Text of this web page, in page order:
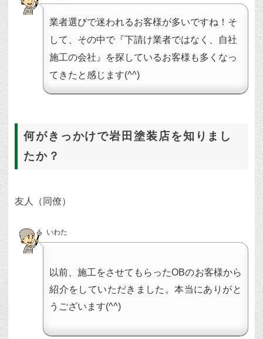
業者選びで迷われるお客様が多いですね！そ
して、その中で『下請け業者ではなく、自社
施工の会社』を探しているお客様も多くなっ
てきたと感じます(^^)
何がきっかけで岩田塗装店を知りまし
たか？
友人（同僚）
いわた
以前、施工をさせてもらったOBのお客様から
紹介をしていただきました。本当にありがと
うございます(^^)